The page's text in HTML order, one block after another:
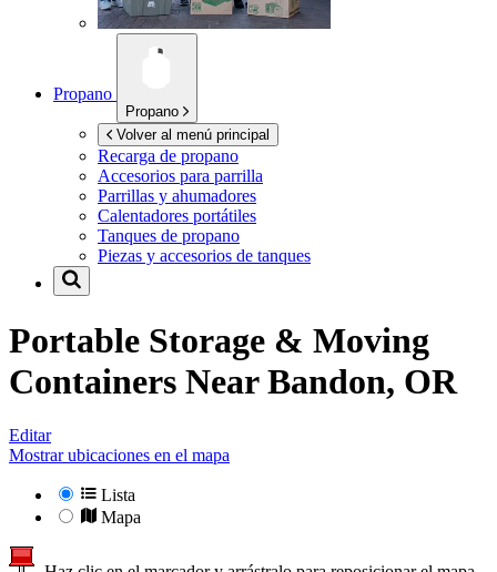
Propano
Propano
Volver al menú principal
Recarga de propano
Accesorios para parrilla
Parrillas y ahumadores
Calentadores portátiles
Tanques de propano
Piezas y accesorios de tanques
Portable Storage & Moving
Containers NearBandon, OR
Editar
Mostrar ubicaciones en el mapa
Lista
Mapa